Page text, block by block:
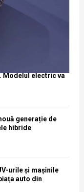
Modelul electric va
generație de
hibride
urile și mașinile
auto din